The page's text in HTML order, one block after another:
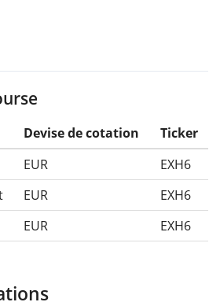
Devise de cotation
Ticker
EUR
EXH6
EUR
EXH6
EUR EXH6